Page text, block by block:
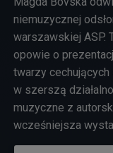
niemuzycznej
warszawskiej ASP.
opowie o
twarzy
w szerszą
muzyczne z
wcześniejsza